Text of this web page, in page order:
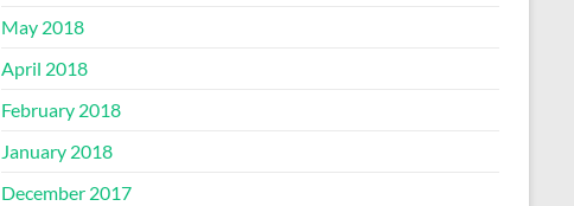
May 2018
April 2018
February 2018
January 2018
December 2017